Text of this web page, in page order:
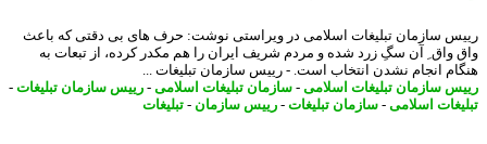
سازمان تبلیغات اسلامی در ویراستی نوشت: حرف های بی دقتی که باعث
واق ِ آن سگِ زرد شده و مردم شریف ایران را هم مکدر کرده، از تبعات به
انجام نشدن انتخاب است. - رییس سازمان تبلیغات ...
سازمان تبلیغات اسلامی-سازمان تبلیغات اسلامی-رییس سازمان تبلیغات-
اسلامی-سازمان تبلیغات-رییس سازمان -تبلیغات